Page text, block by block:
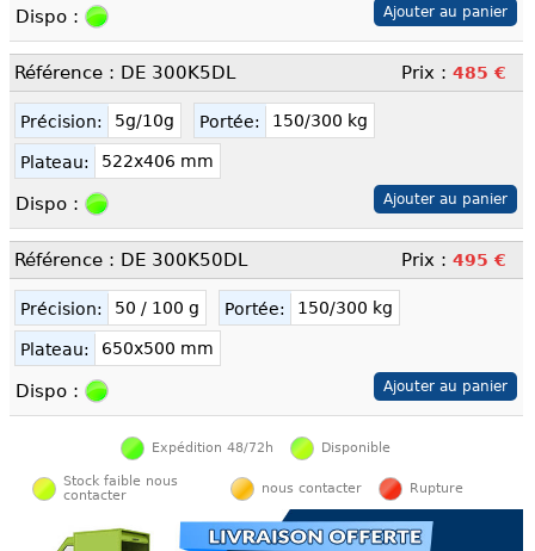
Dispo :
Référence : DE 300K5DL Prix : 485 €
Précision: 5g/10g Portée: 150/300 kg
Plateau: 522x406 mm
Dispo :
Référence : DE 300K50DL Prix : 495 €
Précision: 50 / 100 g Portée: 150/300 kg
Plateau: 650x500 mm
Dispo :
Expédition 48/72h Disponible
Stock faible nous
contacter
nous contacter Rupture